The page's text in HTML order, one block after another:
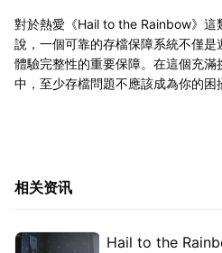
對於熱愛《Hail to the Rainbow》這
說，一個可靠的存檔保障系統不僅
體驗完整性的重要保障。在這個充
中，至少存檔問題不應該成為你的困
相关资讯
Hail to the